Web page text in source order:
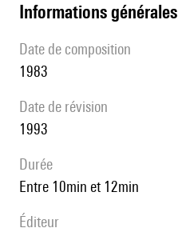
informations générales
date de composition
1983
date de révision
1993
durée
entre 10min et 12min
éditeur